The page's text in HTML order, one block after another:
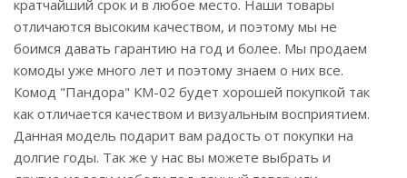
кратчайший срок и в любое место. Наши товары
отличаются высоким качеством, и поэтому мы не
боимся давать гарантию на год и более. Мы продаем
комоды уже много лет и поэтому знаем о них все.
Комод "Пандора" КМ-02 будет хорошей покупкой так
как отличается качеством и визуальным восприятием.
Данная модель подарит вам радость от покупки на
долгие годы. Так же у нас вы можете выбрать и